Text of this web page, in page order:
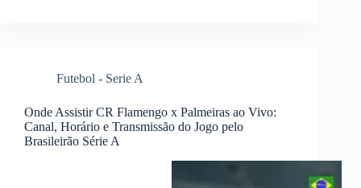
Futebol - Serie A
Onde Assistir CR Flamengo x Palmeiras ao Vivo:
Canal, Horário e Transmissão do Jogo pelo
Brasileirão Série A